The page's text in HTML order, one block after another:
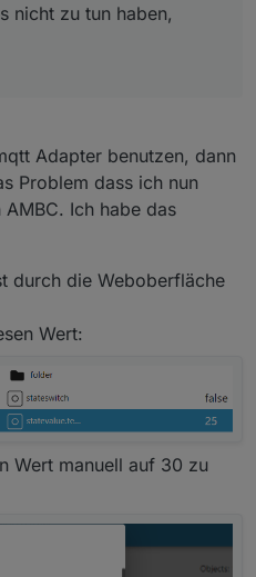
nicht zu tun haben,
Adapter benutzen, dann
Problem dass ich nun
Ich habe das
durch die Weboberfläche
Wert:
Wert manuell auf 30 zu